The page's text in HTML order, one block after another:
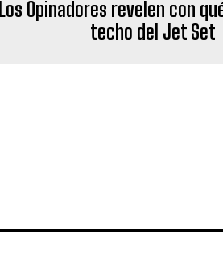
Los Opinadores revelen con
techo del Jet Set